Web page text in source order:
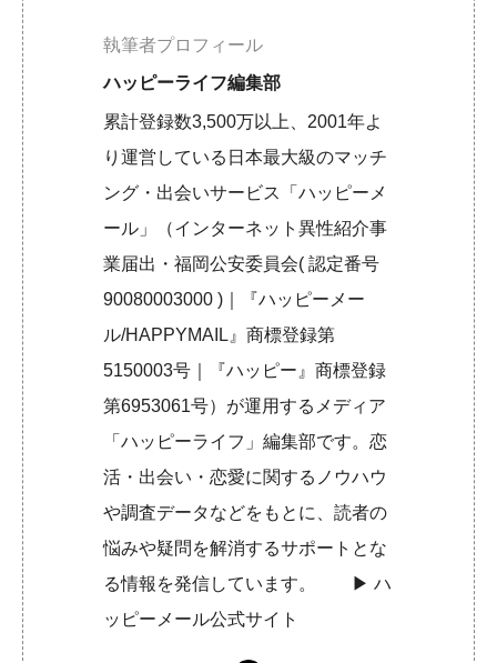
執筆者プロフィール
ハッピーライフ編集部
累計登録数3,500万以上、2001年よ
り運営している日本最大級のマッチ
ング・出会いサービス「ハッピーメ
ール」（インターネット異性紹介事
業届出・福岡公安委員会( 認定番号
90080003000 )｜『ハッピーメー
ル/HAPPYMAIL』商標登録第
5150003号｜『ハッピー』商標登録
第6953061号）が運用するメディア
「ハッピーライフ」編集部です。恋
活・出会い・恋愛に関するノウハウ
や調査データなどをもとに、読者の
悩みや疑問を解消するサポートとな
る情報を発信しています。 ▶︎ハ
ッピーメール公式サイト